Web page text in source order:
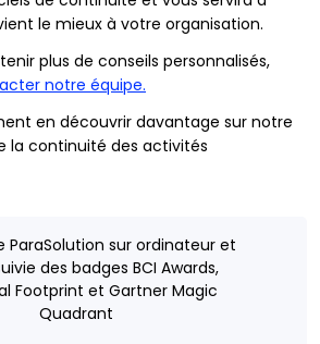
le mieux à votre organisation.
plus de conseils personnalisés,
notre équipe.
en découvrir davantage sur notre
la continuité des activités